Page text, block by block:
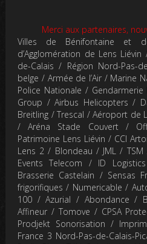
Merci aux partenaires,
Villes de Bénifontaine et
d’Agglomération de Lens
de-Calais / Région Nord-Pas-
belge / Armée de l’Air / Marine
Police Nationale /
Group / Airbus Helicopters /
Breitling / Trescal / Aéroport de
/ Aréna Stade Couvert /
Patrimoine Lens Liévin / CCI
Lens 2 / Blondeau / JML /
Events Telecom / ID
Brasserie Castelain / Sensas
frigorifiques / Numericable /
100 / Azurial / Abondance /
Affineur / Tomove / CPSA
Prodjekt Sonorisation /
France 3 Nord-Pas-de-Calais-